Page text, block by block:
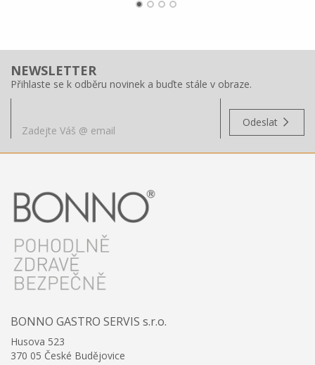
NEWSLETTER
Přihlaste se k odběru novinek a buďte stále v obraze.
Odeslat
BONNO GASTRO SERVIS s.r.o.
Husova 523
370 05 České Budějovice